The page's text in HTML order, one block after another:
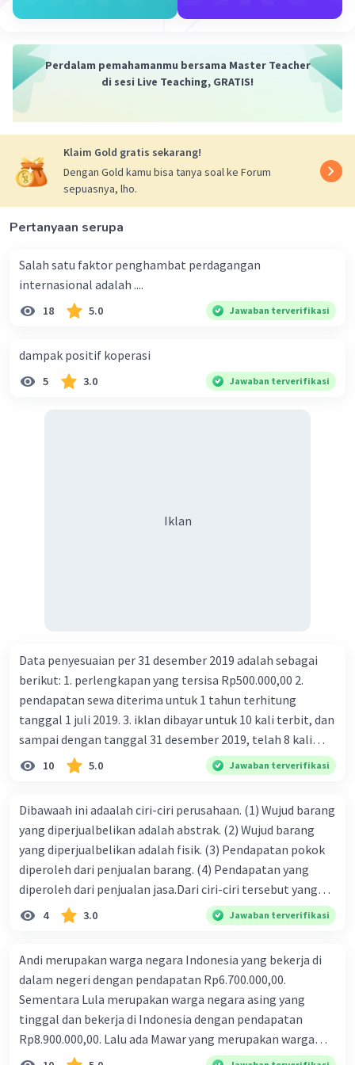
mencapai stabilitas ekonomi dan pertumbuhan.
1. Tujuan umum kebijakan fiskal adalah menentukan arah,
tujuan, sasaran, dan prioritas pembangunan serta
2. Sementara itu, tujuan khusus kebijakan fiskal biasanya
lebih spesifik dan dapat berubah tergantung pada
kondisi ekonomi saat itu. Misalnya, dalam kondisi resesi,
tujuan khusus kebijakan fiskal bisa berupa peningkatan
pengeluaran pemerintah untuk merangsang ekonomi.
Atau dalam kondisi inflasi, tujuan khususnya bisa berupa
inflasi.
Jadi, tujuan umum kebijakan fiskal adalah menentukan
dan dapat berubah sesuai dengan kondisi ekonomi.
Semoga penjelasan ini membantu Anda 🙂
Perdalam pemahamanmu bersama Master Teacher
di sesi Live Teaching, GRATIS!
Klaim Gold gratis sekarang!
Dengan Gold kamu bisa tanya soal ke Forum
sepuasnya, lho.
Pertanyaan serupa
Salah satu faktor penghambat perdagangan
internasional adalah ....
18 5.0 Jawaban terverifikasi
dampak positif koperasi
5 3.0 Jawaban terverifikasi
Iklan
Data penyesuaian per 31 desember 2019 adalah sebagai
berikut: 1. perlengkapan yang tersisa Rp500.000,00 2.
pendapatan sewa diterima untuk 1 tahun terhitung
tanggal 1 juli 2019. 3. iklan dibayar untuk 10 kali terbit, dan
sampai dengan tanggal 31 desember 2019, telah 8 kali
terbit. 4. gaji terutang untuk periode berjalan sebesar
Rp800.000,00 dari data di atas, pencatatan jurnal pembalik
10 5.0 Jawaban terverifikasi
Dibawaah ini adaalah ciri-ciri perusahaan. (1) Wujud barang
yang diperjualbelikan adalah abstrak. (2) Wujud barang
yang diperjualbelikan adalah fisik. (3) Pendapatan pokok
diperoleh dari penjualan barang. (4) Pendapatan yang
diperoleh dari penjualan jasa.Dari ciri-ciri tersebut yang
merupakan ciri dari perusahaan dagang ditunjukan pada
nomor…. a. 1 dan 3 b. 3 dan 4 c. 2 dan 3 d. 1 dan 2 e. 2 dan 4
4 3.0 Jawaban terverifikasi
Andi merupakan warga negara Indonesia yang bekerja di
dalam negeri dengan pendapatan Rp6.700.000,00.
Sementara Lula merupakan warga negara asing yang
tinggal dan bekerja di Indonesia dengan pendapatan
Rp8.900.000,00. Lalu ada Mawar yang merupakan warga
negara Indonesia yang tinggal dan bekerja di luar negeri